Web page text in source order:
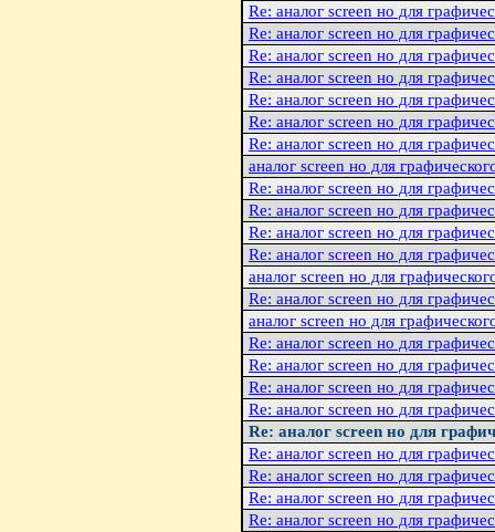
Re: аналог screen но для
Re: аналог screen но для
Re: аналог screen но для
Re: аналог screen но для
Re: аналог screen но для
Re: аналог screen но для
Re: аналог screen но для
аналог screen но для
Re: аналог screen но для
Re: аналог screen но для
Re: аналог screen но для
Re: аналог screen но для
аналог screen но для
Re: аналог screen но для
аналог screen но для
Re: аналог screen но для
Re: аналог screen но для
Re: аналог screen но для
Re: аналог screen но для
Re: аналог screen но для
Re: аналог screen но для
Re: аналог screen но для
Re: аналог screen но для
Re: аналог screen но для